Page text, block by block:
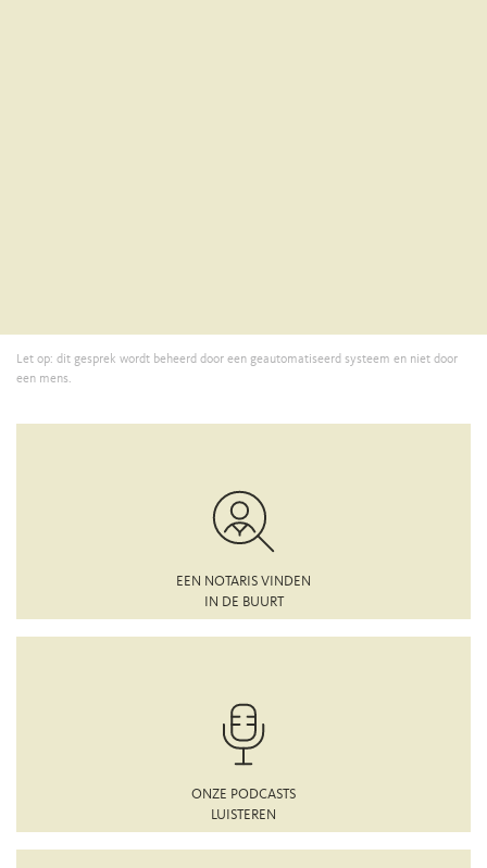
Let op: dit gesprek wordt beheerd door een geautomatiseerd systeem en niet door
een mens.
EEN NOTARIS VINDEN
IN DE BUURT
ONZE PODCASTS
LUISTEREN